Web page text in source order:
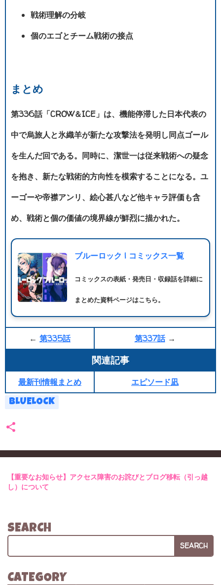
戦術理解の分岐
個のエゴとチーム戦術の接点
まとめ
第336話「CROW＆ICE」は、機能停滞した日本代表の
中で烏旅人と氷織羊が新たな攻撃法を発明し同点ゴール
を生んだ回である。同時に、潔世一は従来戦術への疑念
を抱き、新たな戦術的方向性を模索することになる。ユ
ーゴーや帝襟アンリ、絵心甚八など他キャラ評価も含
め、戦術と個の価値の境界線が鮮烈に描かれた。
ブルーロック | コミックス一覧
コミックスの表紙・発売日・収録話を詳細に
まとめた資料ページはこちら。
← 第335話 第337話→
関連記事
最新刊情報まとめ エピソード凪
BLUELOCK
【重要なお知らせ】アクセス障害のお詫びとブログ移転（引っ越
し）について
SEARCH
SEARCH
CATEGORY